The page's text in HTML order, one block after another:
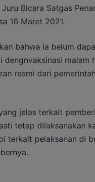
Bicara Satgas
16 Maret 2021.
bahwa ia belum
dengnvaksinasi malam
resmi dari
jelas terkait
tetap dilaksanakan
terkait pelaksanan di